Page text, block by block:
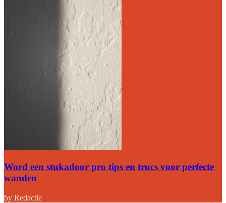
Word een stukadoor pro tips en trucs voor perfecte
wanden
by Redactie